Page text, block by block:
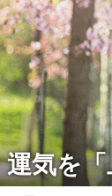
運気を